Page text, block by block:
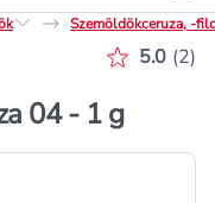
Szemöldökceruza, -filc
5.0 (2)
04 - 1 g